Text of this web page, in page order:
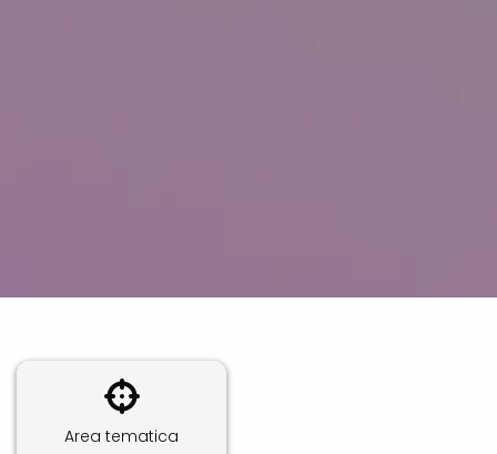
Area tematica